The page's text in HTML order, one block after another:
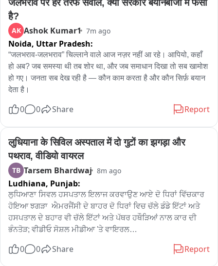
जलभराव पर हर तरफ सवाल, क्या सरकार बयानबाजी में फंसी
है?
AK Ashok Kumar1 7m ago
Noida, Uttar Pradesh:
“जलभराव-जलभराव” चिल्लाने वाले आज नज़र नहीं आ रहे। आपियो, कहाँ
हो अब? जब समस्या थी तब शोर था, और जब समाधान दिखा तो सब खामोश
हो गए। जनता सब देख रही है — कौन काम करता है और कौन सिर्फ़ बयान
देता है।
0 0 Share Report
लुधियाना के सिविल अस्पताल में दो गुटों का झगड़ा और
पथराव, वीडियो वायरल
TB Tarsem Bhardwaj 8m ago
Ludhiana, Punjab:
ਲੁਧਿਆਣਾ ਸਿਵਲ ਹਸਪਤਾਲ ਇਲਾਜ ਕਰਵਾਉਣ ਆਏ ਦੋ ਧਿਰਾਂ ਵਿੱਚਕਾਰ
ਹੋਇਆ ਝਗੜਾ  ਐਮਰਜੈਂਸੀ ਦੇ ਬਾਹਰ ਦੋ ਧਿਰਾਂ ਵਿਚ ਚੱਲੇ ਡੰਡੇ ਇੱਟਾਂ ਅਤੇ
ਹਸਪਤਾਲ ਦੇ ਬਹਾਰ ਵੀ ਚੱਲੇ ਇੱਟਾਂ ਅਤੇ ਪੱਥਰ ਹਥੌੜਿਆਂ ਨਾਲ ਕਾਰ ਦੀ
ਭੰਨਤੋੜ; ਵੀਡੀਓ ਸੋਸ਼ਲ ਮੀਡੀਆ 'ਤੇ ਵਾਇਰਲ
ਲੁਧਿਆਣਾ ਦੇ ਸਿਵਲ ਹਸਪਤਾਲ ਵਿੱਚ ਇੱਕ ਵਾਰ ਫਿਰ ਕਾਨੂੰਨ ਵਿਵਸਥਾ ਦੀ
0 0 Share Report